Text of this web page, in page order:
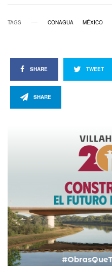
TAGS CONAGUA MÉXICO
SHARE TWEET
SHARE